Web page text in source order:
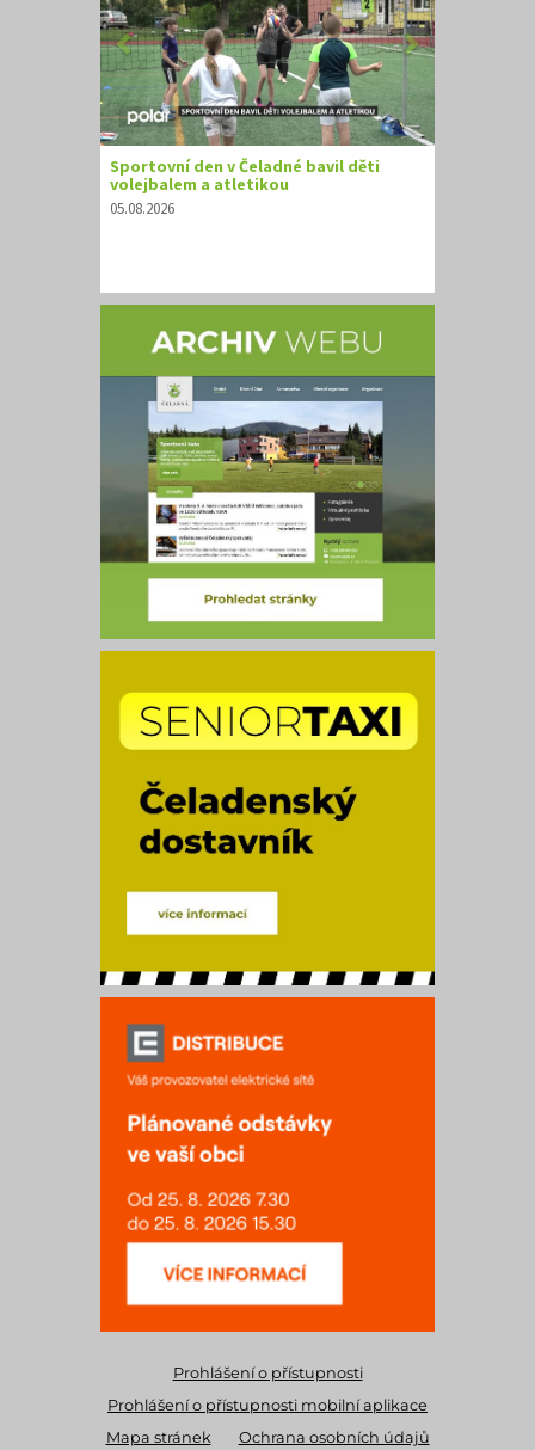
Prohlášení o přístupnosti
Prohlášení o přístupnosti mobilní aplikace
Mapa stránek
Ochrana osobních údajů